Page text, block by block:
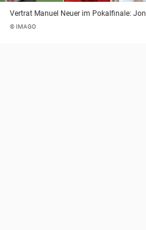
Vertrat Manuel Neuer im Pokalfinale:
© IMAGO